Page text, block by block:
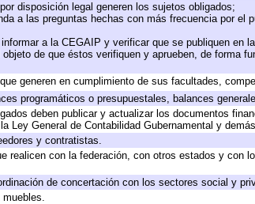
disposición legal generen los sujetos obligados;
a las preguntas hechas con más frecuencia por el
a la CEGAIP y verificar que se publiquen en
de que éstos verifiquen y aprueben, de forma
generen en cumplimiento de sus facultades,
programáticos o presupuestales, balances
deben publicar y actualizar los documentos
Ley General de Contabilidad Gubernamental y
y contratistas.
realicen con la federación, con otros estados y con
de concertación con los sectores social y